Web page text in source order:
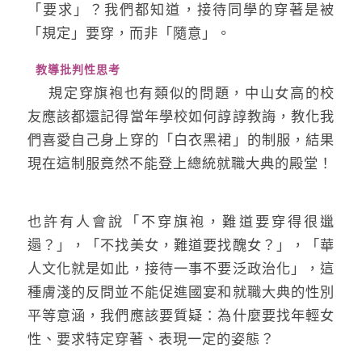
「要求」？我們都知道，接待同學的穿著是被
「規定」要穿，而非「隨意」。
教導批判性思考
規定穿旗袍也有類似的問題，中山女高的校
友應該都還記得當年學校如何諄諄教誨，教化我
們喜愛自己身上穿的「白衣黑裙」的制服，結果
現在這制服竟然不能登上總統就職大典的殿堂！
也許有人會說「不穿旗袍，難道要穿得很邋
遢？」，「不找美女，難道要找醜女？」，「華
人文化就是如此，接待一事不要泛政治化」，這
種膚淺的反問並不能促進國宴和就職大典的性別
平等意涵，我們應該要質疑：為什麼要找年輕女
性、要求特定穿著、表現一定的姿態？